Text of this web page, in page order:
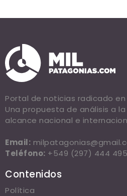
Portal de noticias radicado
Una propuesta de análisis a
alcance nacional e
Email:
Teléfono: +549 (297) 444
Contenidos
Política